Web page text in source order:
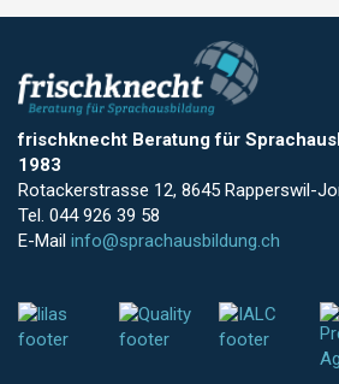
frischknecht Beratung für
1983
Rotackerstrasse 12, 8645 Rapperswil-
Tel. 044 926 39 58
E-Mail info@sprachausbildung.ch